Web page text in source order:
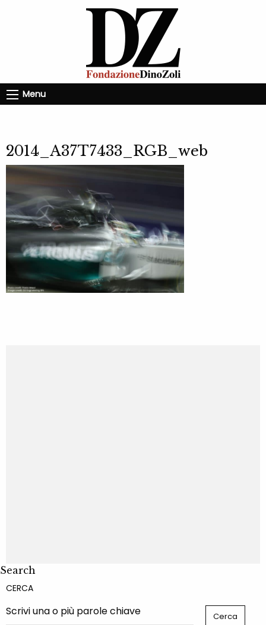
Menu
2014_A37T7433_RGB_web
Search
CERCA